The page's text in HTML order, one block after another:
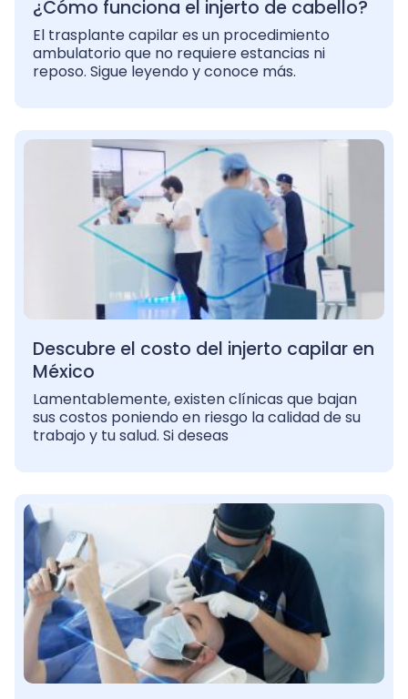
¿Cómo funciona el injerto de cabello?
El trasplante capilar es un procedimiento
ambulatorio que no requiere estancias ni
reposo. Sigue leyendo y conoce más.
Descubre el costo del injerto capilar en
México
Lamentablemente, existen clínicas que bajan
sus costos poniendo en riesgo la calidad de su
trabajo y tu salud. Si deseas